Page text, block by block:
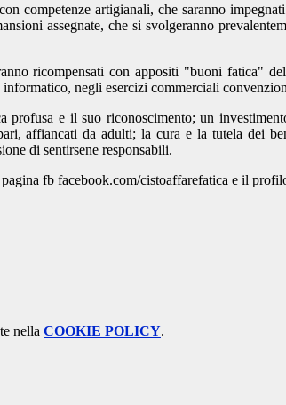
competenze artigianali, che saranno
assegnate, che si svolgeranno
ricompensati con appositi "buoni fatica"
negli esercizi commerciali
e il suo riconoscimento; un
affiancati da adulti; la cura e la tutela dei
di sentirsene responsabili.
fb facebook.com/cistoaffarefatica e il
nella COOKIE POLICY.